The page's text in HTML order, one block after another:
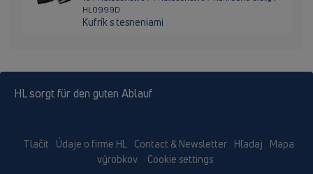
HL0999D
Kufrík s tesneniami
HL sorgt für den guten Ablauf
Tlačit Údaje o firme HL Contact & Newsletter Hľadaj
Mapa
výrobkov
Cookie settings